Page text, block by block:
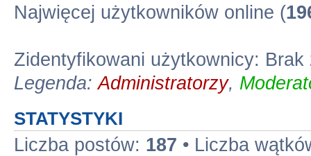
Najwięcej użytkowników online (
Zidentyfikowani użytkownicy:
Legenda:Administratorzy,
STATYSTYKI
Liczba postów: 187 • Liczba